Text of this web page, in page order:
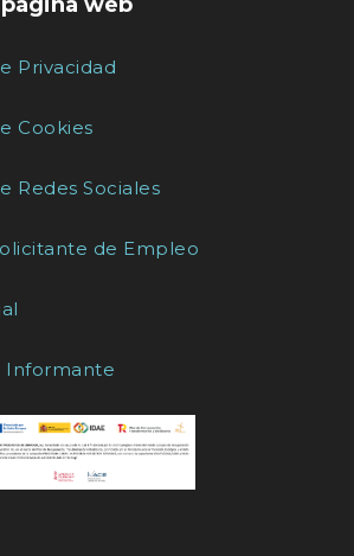
Privacidad
Cookies
Redes Sociales
de Empleo
Informante